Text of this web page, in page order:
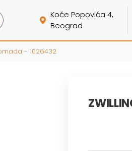
Koče Popovića 4,
Beograd
- 1026432